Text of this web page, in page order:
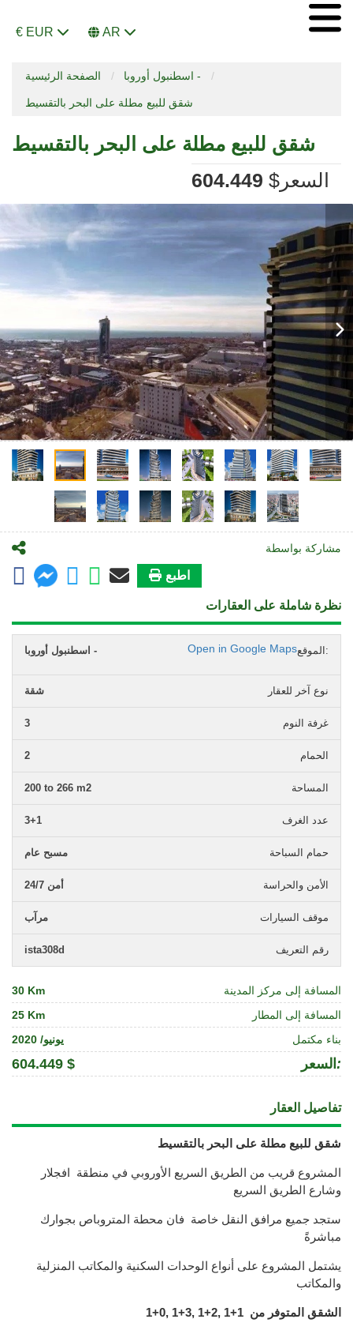
€ EUR AR
الصفحة الرئيسية اسطنبول أوروبا -
شقق للبيع مطلة على البحر بالتقسيط
شقق للبيع مطلة على البحر بالتقسيط
السعر
604.449 $
مشاركة بواسطة
اطبع
نظرة شاملة على العقارات
الموقع: اسطنبول أوروبا - Open in Google Maps
نوع آخر للعقار شقة
غرفة النوم 3
الحمام 2
المساحة 200 to 266 m2
عدد الغرف 3+1
حمام السباحة مسبح عام
الأمن والحراسة أمن 24/7
موقف السيارات مرآب
رقم التعريف ista308d
المسافة إلى مركز المدينة
30 Km
المسافة إلى المطار
25 Km
بناء مكتمل
يونيو/ 2020
السعر :
604.449 $
تفاصيل العقار
شقق للبيع مطلة على البحر بالتقسيط
وشارع الطريق السريع
ستجد جميع مرافق النقل خاصة فان محطة المتروباص بجوارك
مباشرةً
يشتمل المشروع على أنواع الوحدات السكنية والمكاتب المنزلية
والمكاتب
الشقق المتوفر من 1+1 ,2+1 ,3+1 ,0+ 1